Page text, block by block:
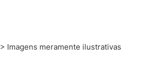
> Imagens meramente ilustrativas